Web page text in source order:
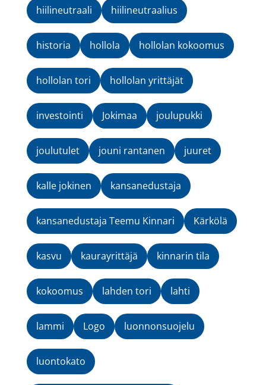
hiilineutraali hiilineutraalius
historia hollola hollolan kokoomus
hollolan tori hollolan yrittäjät
investointi Jokimaa joulupukki
joulutulet jouni rantanen juuret
kalle jokinen kansanedustaja
kansanedustaja Teemu Kinnari Kärkölä
kasvu kaurayrittäjä kinnarin tila
kokoomus lahden tori lahti
lammi Logo luonnonsuojelu
luontokato